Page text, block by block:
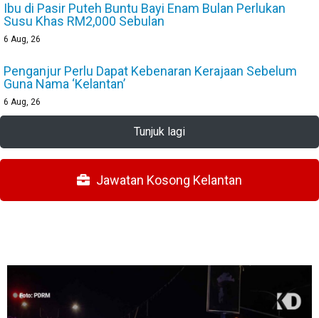
Ibu di Pasir Puteh Buntu Bayi Enam Bulan Perlukan
Susu Khas RM2,000 Sebulan
6 Aug, 26
Penganjur Perlu Dapat Kebenaran Kerajaan Sebelum
Guna Nama ‘Kelantan’
6 Aug, 26
Tunjuk lagi
Jawatan Kosong Kelantan